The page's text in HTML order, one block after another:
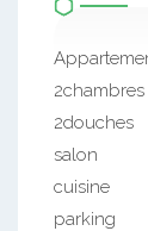
2chambres
2douches
salon
cuisine
parking